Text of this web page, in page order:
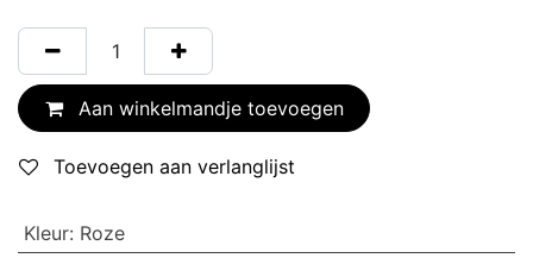
Aan winkelmandje toevoegen
Toevoegen aan verlanglijst
Kleur: Roze